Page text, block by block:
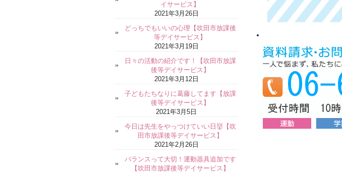
イサービス】
2021年3月26日
どっちでもいいの心理【吹田市放課後
等デイサービス】
2021年3月19日
日々の活動の紹介です！【吹田市放課
後等デイサービス】
2021年3月12日
子どもたちなりに葛藤してます【放課
後等デイサービス】
2021年3月5日
今日は先生をやっつけていい日👹【吹
田市放課後等デイサービス】
2021年2月26日
バランスって大切！運動器具追加です
【吹田市放課後等デイサービス】